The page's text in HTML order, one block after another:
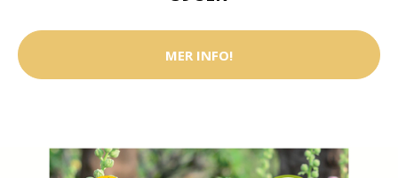
MER INFO!